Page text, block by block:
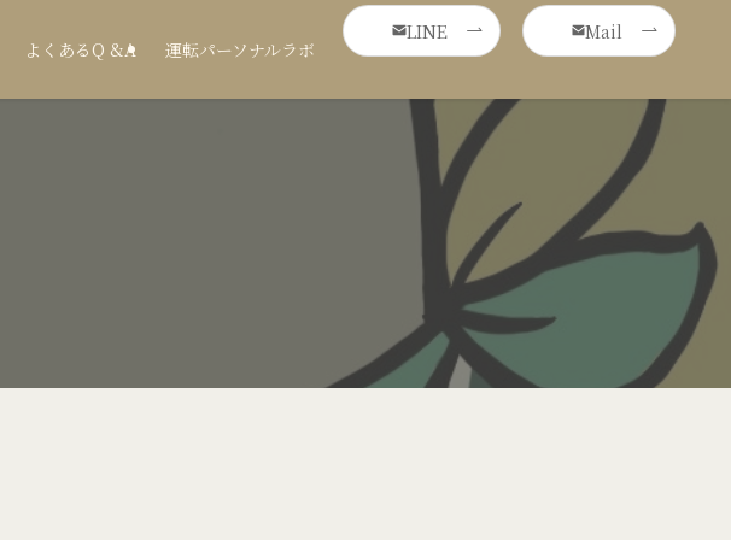
よくあるQ &A 運転パーソナルラボ
LINE Mail